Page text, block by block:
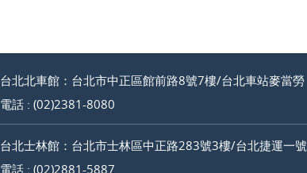
台北北車館：台北市中正區館前路8號7樓/台北車站麥當勞
電話 : (02)2381-8080
台北士林館：台北市士林區中正路283號3樓/台北捷運一號
電話 : (02)2881-5887